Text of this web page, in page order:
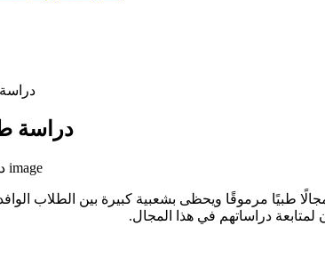
دراسة
مرموقًا ويحظى بشعبية كبيرة بين الطلاب
دراساتهم في هذا المجال.